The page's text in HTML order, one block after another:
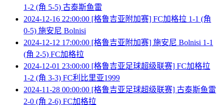
1-2 (角 5-5) 古泰斯鱼雷
2024-12-16 22:00:00 [格鲁吉亚附加赛] FC加格拉 1-1 (角
0-5) 施安尼 Bolnisi
2024-12-12 17:00:00 [格鲁吉亚附加赛] 施安尼 Bolnisi 1-1
(角 2-5) FC加格拉
2024-12-01 23:00:00 [格鲁吉亚足球超级联赛] FC加格拉
1-2 (角 3-3) FC利比里亚1999
2024-11-28 00:00:00 [格鲁吉亚足球超级联赛] 古泰斯鱼雷
2-0 (角 2-6) FC加格拉